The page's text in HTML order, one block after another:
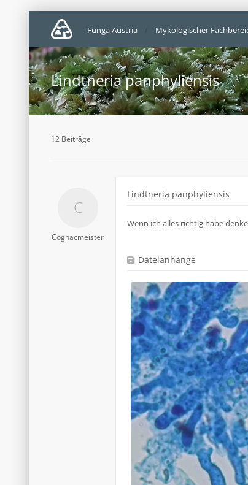
Funga Austria Mykologischer
Lindtneria panphyliensis
12 Beiträge
Cognacmeister
Lindtneria panphyliensis
Wenn ich alles richtig habe
Dateianhänge